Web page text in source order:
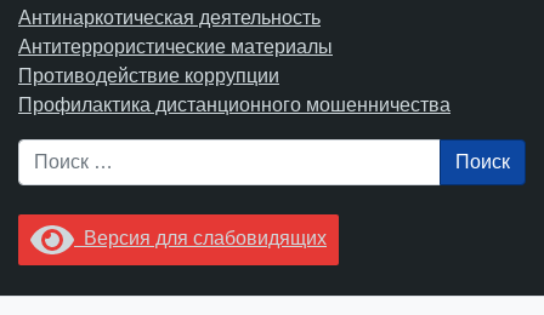
Антинаркотическая деятельность
Антитеррористические материалы
Противодействие коррупции
Профилактика дистанционного мошенничества
Поиск
Версия для слабовидящих